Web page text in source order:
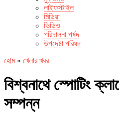
লাইফস্টাইল
মিডিয়া
ভিডিও
পরিচালনা পর্ষদ
উপদেষ্টা পরিষদ
হোম» খেলার খবর
বিশ্বনাথে স্পোটিং
সম্পন্ন